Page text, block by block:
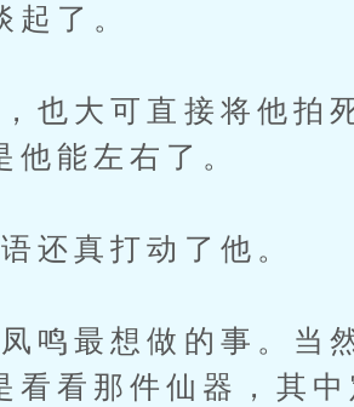
了。
大可直接将他拍
能左右了。
还真打动了他。
最想做的事。当
看那件仙器，其中